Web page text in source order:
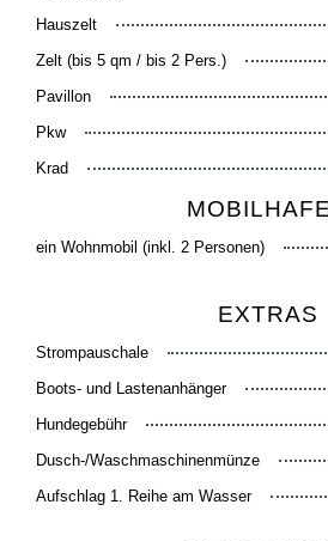
Hauszelt
Zelt (bis 5 qm / bis 2 Pers.)
Pavillon
Pkw
Krad
ein Wohnmobil (inkl. 2 Personen)
EXTRAS
Strompauschale
Boots- und Lastenanhänger
Hundegebühr
Dusch-/Waschmaschinenmünze
Aufschlag 1. Reihe am Wasser